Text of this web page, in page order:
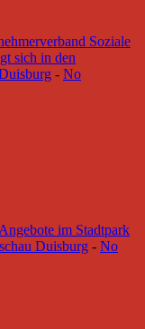
Soziale
sich in den
- No
im Stadtpark
Duisburg - No